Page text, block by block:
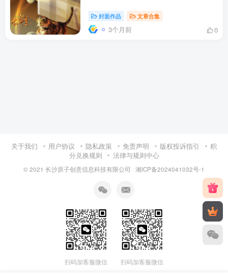
封面作品 文章合集
3个月前 0
关于我们 用户协议 隐私政策 免责声明 版权投诉指引
积
分兑换规则
法律与规则中心
© 2021 长沙原子创意信息科技有限公司 · 湘ICP备2024041032号-1
扫码加客服微信 扫码加客服微信